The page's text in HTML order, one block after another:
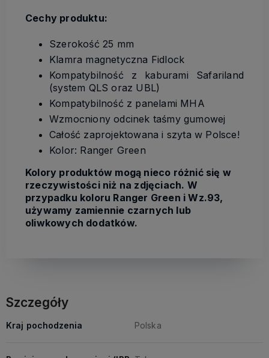
Cechy produktu:
Szerokość 25 mm
Klamra magnetyczna Fidlock
Kompatybilność z kaburami Safariland
(system QLS oraz UBL)
Kompatybilność z panelami MHA
Wzmocniony odcinek taśmy gumowej
Całość zaprojektowana i szyta w Polsce!
Kolor: Ranger Green
Kolory produktów mogą nieco różnić się w
rzeczywistości niż na zdjęciach. W
przypadku koloru Ranger Green i Wz.93,
używamy zamiennie czarnych lub
oliwkowych dodatków.
Szczegóły
Kraj pochodzenia Polska